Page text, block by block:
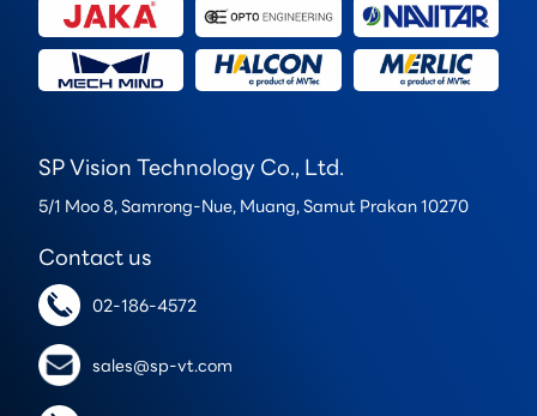
SP Vision Technology Co., Ltd.
5/1 Moo 8, Samrong-Nue, Muang, Samut Prakan 10270
Contact us
02-186-4572
sales@sp-vt.com